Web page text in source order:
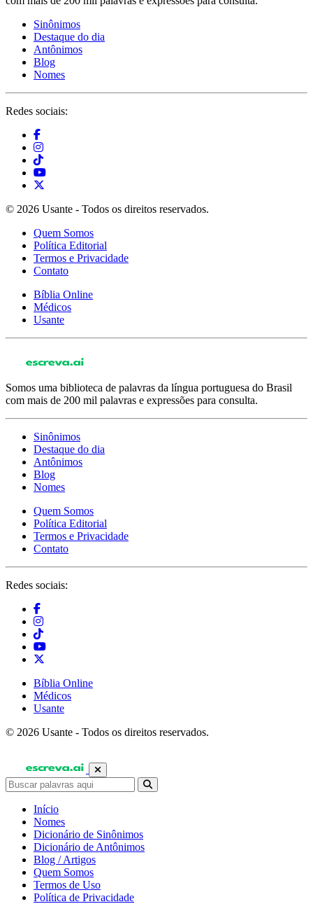
Sinônimos
Destaque do dia
Antônimos
Blog
Nomes
Redes sociais:
© 2026 Usante - Todos os direitos reservados.
Quem Somos
Política Editorial
Termos e Privacidade
Contato
Bíblia Online
Médicos
Usante
Somos uma biblioteca de palavras da língua portuguesa do Brasil
com mais de 200 mil palavras e expressões para consulta.
Sinônimos
Destaque do dia
Antônimos
Blog
Nomes
Quem Somos
Política Editorial
Termos e Privacidade
Contato
Redes sociais:
Bíblia Online
Médicos
Usante
© 2026 Usante - Todos os direitos reservados.
Início
Nomes
Dicionário de Sinônimos
Dicionário de Antônimos
Blog / Artigos
Quem Somos
Termos de Uso
Política de Privacidade